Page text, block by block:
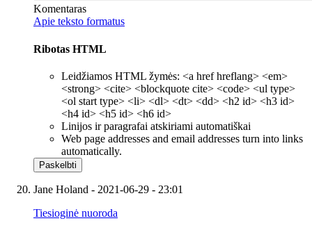
Komentaras
Apie teksto formatus
Ribotas HTML
Leidžiamos HTML žymės: <a href hreflang> <em>
<strong> <cite> <blockquote cite> <code> <ul type>
<ol start type> <li> <dl> <dt> <dd> <h2 id> <h3 id>
<h4 id> <h5 id> <h6 id>
Linijos ir paragrafai atskiriami automatiškai
Web page addresses and email addresses turn into links
automatically.
Jane Holand - 2021-06-29 - 23:01
Tiesioginė nuoroda